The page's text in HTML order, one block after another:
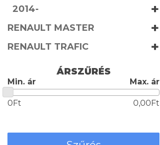
2014- +
RENAULT MASTER +
RENAULT TRAFIC +
ÁRSZŰRÉS
Min. ár Max. ár
0Ft 0,00Ft